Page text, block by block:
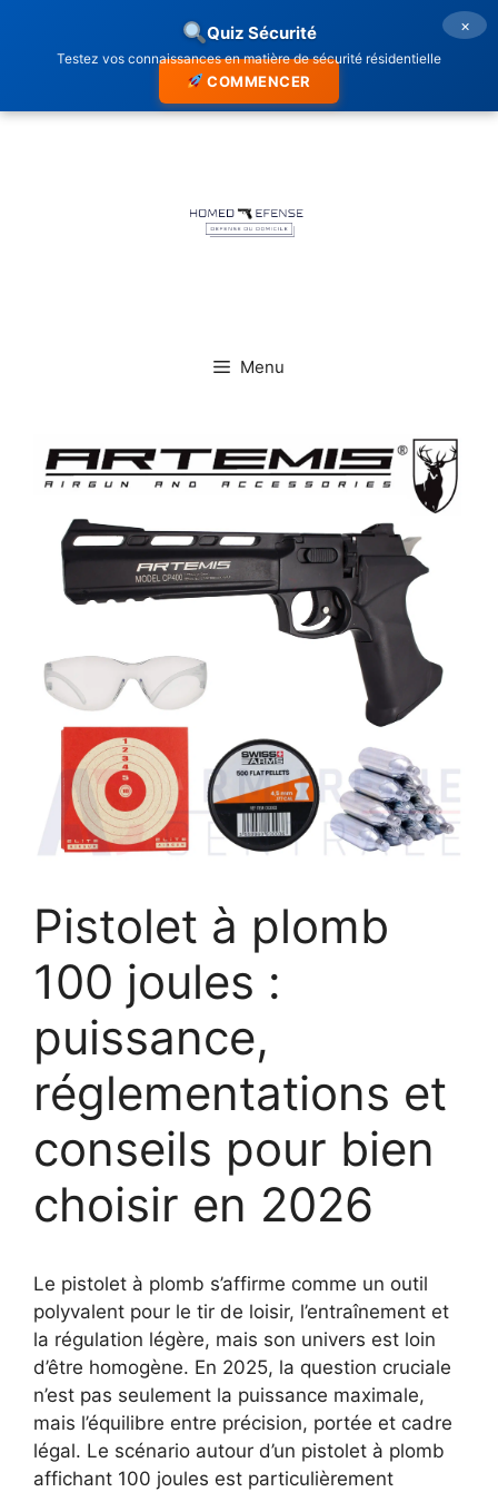
Quiz Sécurité
Testez vos connaissances en matière de sécurité résidentielle
COMMENCER
×
Aller
Menu
Pistolet à plomb
100 joules :
puissance,
réglementations et
conseils pour bien
choisir en 2026
Le pistolet à plomb s’affirme comme un outil
polyvalent pour le tir de loisir, l’entraînement et
la régulation légère, mais son univers est loin
d’être homogène. En 2025, la question cruciale
n’est pas seulement la puissance maximale,
mais l’équilibre entre précision, portée et cadre
légal. Le scénario autour d’un pistolet à plomb
affichant 100 joules est particulièrement